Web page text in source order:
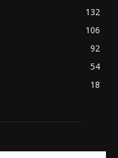
132
106
92
54
18